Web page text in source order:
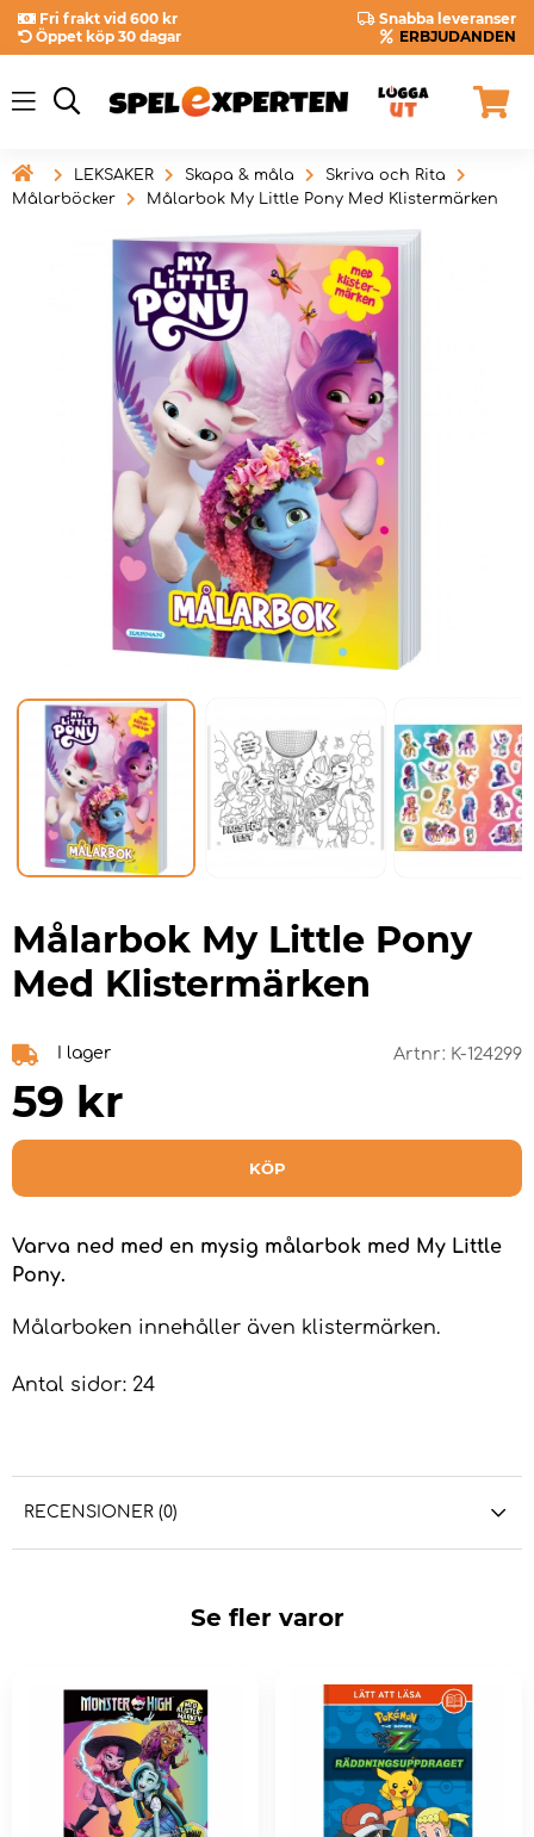
Fri frakt vid 600 kr
Snabba leveranser
Öppet köp 30 dagar
ERBJUDANDEN
 LEKSAKER Skapa & måla
Skriva och Rita
Målarböcker
Målarbok My Little Pony Med Klistermärken
Målarbok My Little Pony
Med Klistermärken
I lager Artnr: K-124299
59 kr
KÖP
Varva ned med en mysig målarbok med My Little
Pony.
Målarboken innehåller även klistermärken.
Antal sidor: 24
RECENSIONER (0)
Se fler varor